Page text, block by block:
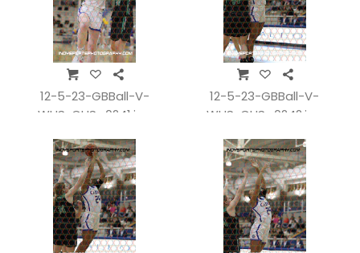
12-5-23-GBBall-V-
WHSvCHS_0241.jpg
12-5-23-GBBall-V-
WHSvCHS_0242.jpg